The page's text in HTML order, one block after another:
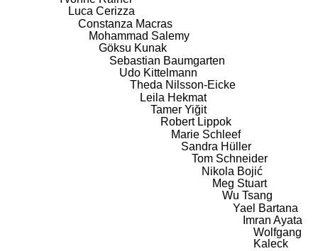
Luca Cerizza
Constanza Macras
Mohammad Salemy
Göksu Kunak
Sebastian Baumgarten
Udo Kittelmann
Theda Nilsson-Eicke
Leila Hekmat
Tamer Yiğit
Robert Lippok
Marie Schleef
Sandra Hüller
Tom Schneider
Nikola Bojić
Meg Stuart
Wu Tsang
Yael Bartana
Imran Ayata
Wolfgang
Kaleck